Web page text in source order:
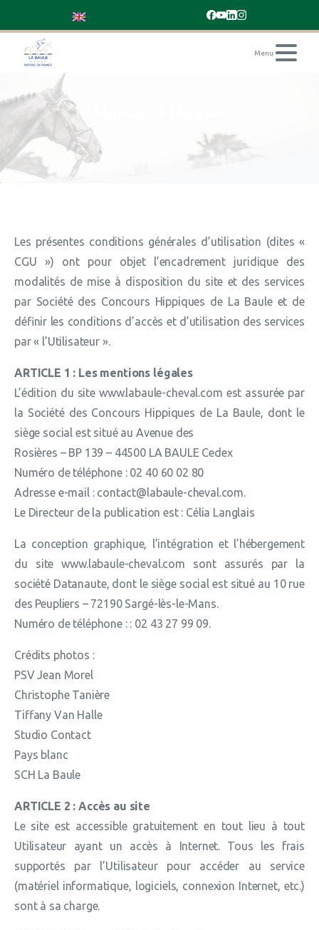
Les présentes conditions générales d’utilisation (dites «
CGU ») ont pour objet l’encadrement juridique des
modalités de mise à disposition du site et des services
par Société des Concours Hippiques de La Baule et de
définir les conditions d’accès et d’utilisation des services
par « l’Utilisateur ».
ARTICLE 1 : Les mentions légales
L’édition du site www.labaule-cheval.com est assurée par
la Société des Concours Hippiques de La Baule, dont le
siège social est situé au Avenue des
Rosières – BP 139 – 44500 LA BAULE Cedex
Numéro de téléphone : 02 40 60 02 80
Adresse e-mail : contact@labaule-cheval.com.
Le Directeur de la publication est : Célia Langlais
La conception graphique, l’intégration et l’hébergement
du site www.labaule-cheval.com sont assurés par la
société Datanaute, dont le siège social est situé au 10 rue
des Peupliers – 72190 Sargé-lès-le-Mans.
Numéro de téléphone : : 02 43 27 99 09.
Crédits photos :
PSV Jean Morel
Christophe Tanière
Tiffany Van Halle
Studio Contact
Pays blanc
SCH La Baule
ARTICLE 2 : Accès au site
Le site est accessible gratuitement en tout lieu à tout
Utilisateur ayant un accès à Internet. Tous les frais
supportés par l’Utilisateur pour accéder au service
(matériel informatique, logiciels, connexion Internet, etc.)
sont à sa charge.